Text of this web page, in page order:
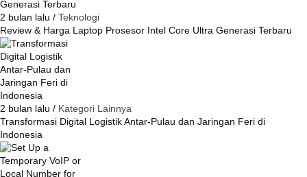
2 bulan lalu / Teknologi
Review & Harga Laptop Prosesor Intel Core Ultra Generasi Terbaru
2 bulan lalu / Kategori Lainnya
Transformasi Digital Logistik Antar-Pulau dan Jaringan Feri di
Indonesia